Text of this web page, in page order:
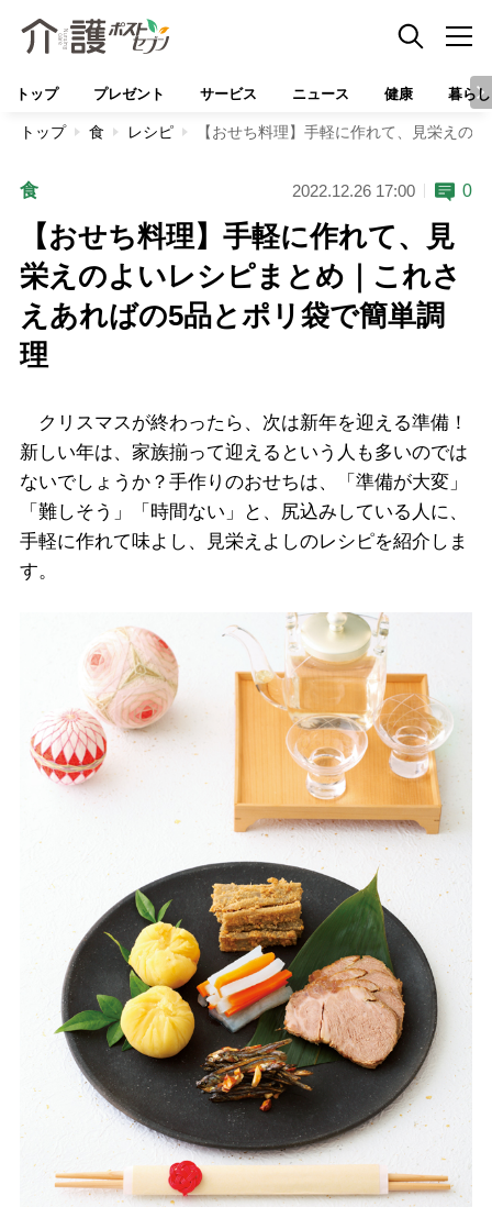
トップ プレゼント サービス ニュース 健康 暮らし
トップ 食 レシピ 【おせち料理】手軽に作れて、見栄えの
食 2022.12.26 17:00 0
【おせち料理】手軽に作れて、見
栄えのよいレシピまとめ｜これさ
えあればの5品とポリ袋で簡単調
理
クリスマスが終わったら、次は新年を迎える準備！
新しい年は、家族揃って迎えるという人も多いのでは
ないでしょうか？手作りのおせちは、「準備が大変」
「難しそう」「時間ない」と、尻込みしている人に、
手軽に作れて味よし、見栄えよしのレシピを紹介しま
す。